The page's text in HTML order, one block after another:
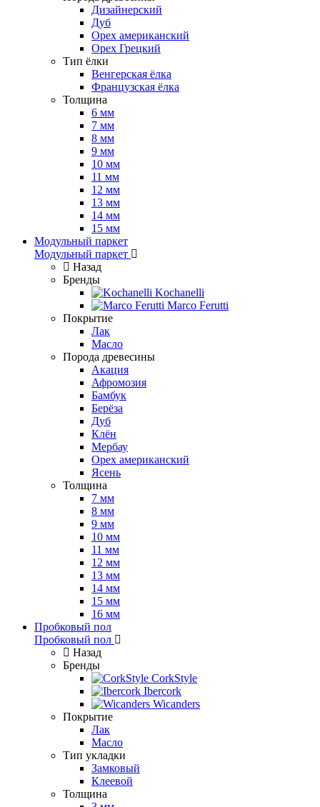
Дизайнерский
Дуб
Орех американский
Орех Грецкий
Тип ёлки
Венгерская ёлка
Французская ёлка
Толщина
6 мм
7 мм
8 мм
9 мм
10 мм
11 мм
12 мм
13 мм
14 мм
15 мм
Модульный паркет
Модульный паркет
Назад
Бренды
Kochanelli
Marco Ferutti
Покрытие
Лак
Масло
Порода древесины
Акация
Афромозия
Бамбук
Берёза
Дуб
Клён
Мербау
Орех американский
Ясень
Толщина
7 мм
8 мм
9 мм
10 мм
11 мм
12 мм
13 мм
14 мм
15 мм
16 мм
Пробковый пол
Пробковый пол
Назад
Бренды
CorkStyle
Ibercork
Wicanders
Покрытие
Лак
Масло
Тип укладки
Замковый
Клеевой
Толщина